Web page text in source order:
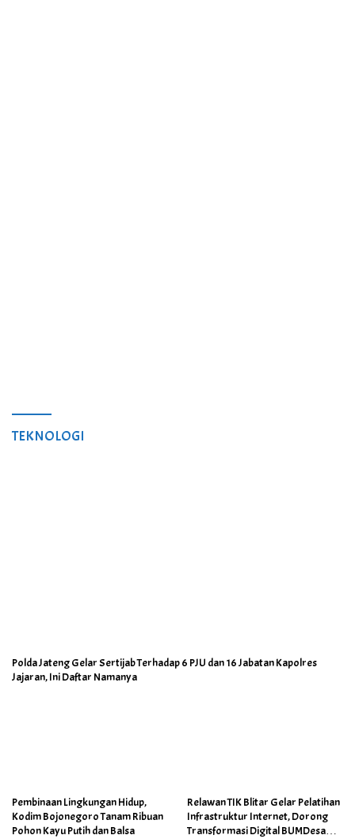
TEKNOLOGI
Polda Jateng Gelar Sertijab Terhadap 6 PJU dan 16 Jabatan Kapolres
Jajaran, Ini Daftar Namanya
Pembinaan Lingkungan Hidup,
Kodim Bojonegoro Tanam Ribuan
Pohon Kayu Putih dan Balsa
Relawan TIK Blitar Gelar Pelatihan
Infrastruktur Internet, Dorong
Transformasi Digital BUMDesa